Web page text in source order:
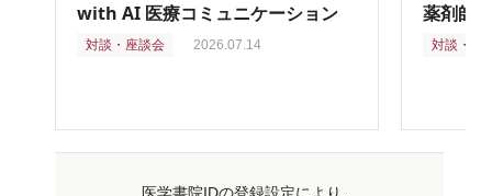
with AI 医療コミュニケーション
対談・座談会 2026.07.14
薬剤師
対談・座